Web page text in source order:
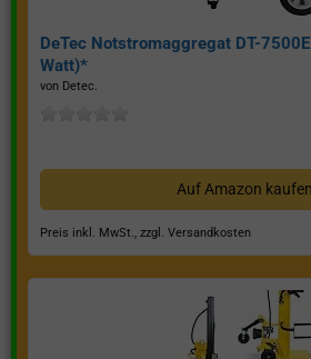
DeTec Notstromaggregat DT-
Watt)*
von Detec.
Auf Amazon
Preis inkl. MwSt., zzgl. Versandkosten